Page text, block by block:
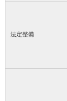
法定整備